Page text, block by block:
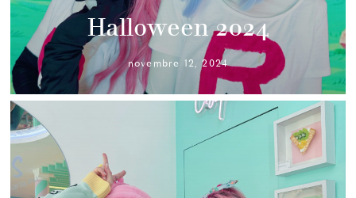
Halloween 2024
novembre 12, 2024